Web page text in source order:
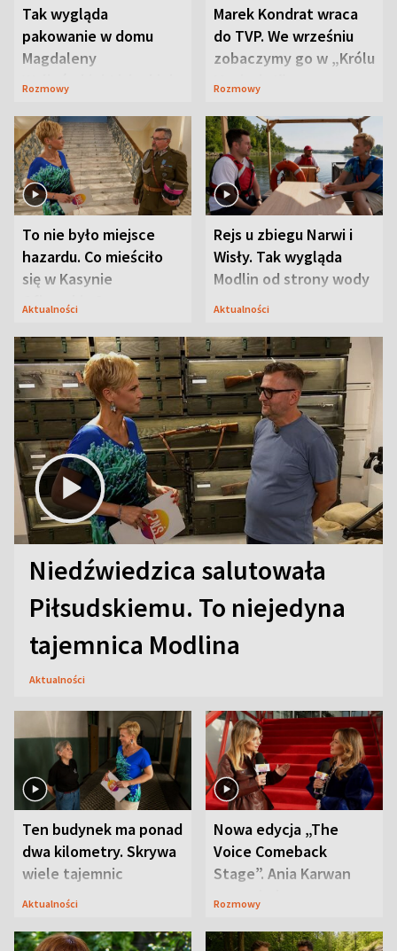
Tak wygląda
pakowanie w domu
Magdaleny
Waligórskiej-Lisieckiej.
Rozmowy
Marek Kondrat wraca
do TVP. We wrześniu
zobaczymy go w „Królu
Maciusiu I”
Rozmowy
To nie było miejsce
hazardu. Co mieściło
się w Kasynie
Oficerskim?
Aktualności
Rejs u zbiegu Narwi i
Wisły. Tak wygląda
Modlin od strony wody
Aktualności
Niedźwiedzica salutowała
Piłsudskiemu. To niejedyna
tajemnica Modlina
Aktualności
Ten budynek ma ponad
dwa kilometry. Skrywa
wiele tajemnic
Aktualności
Nowa edycja „The
Voice Comeback
Stage”. Ania Karwan
zapowiada
Rozmowy